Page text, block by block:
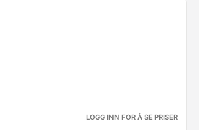
LOGG INN FOR Å SE PRISER